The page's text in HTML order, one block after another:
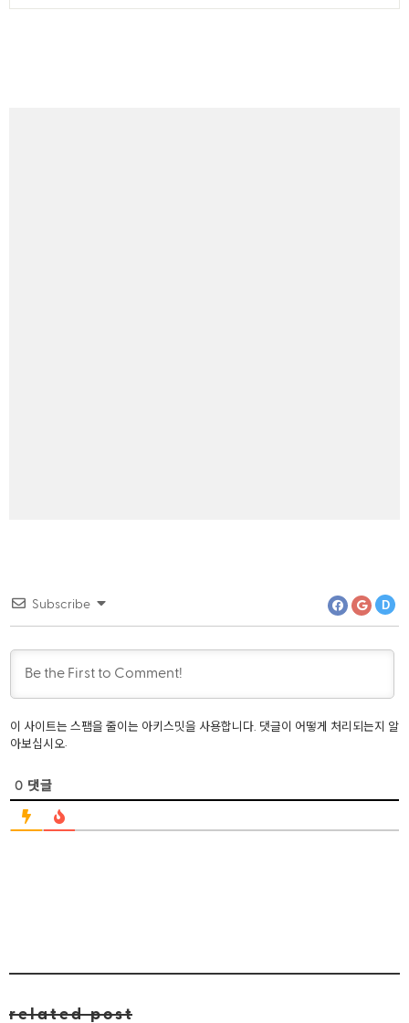
Word
Subscribe D
이 사이트는 스팸을 줄이는 아키스밋을 사용합니다. 댓글이 어떻게 처리되는지 알
아보십시오
0 댓글
related post